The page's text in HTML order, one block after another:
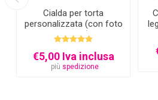
Cialda per torta
personalizzata (con foto
e testo)
€5,00 Iva inclusa
più spedizione